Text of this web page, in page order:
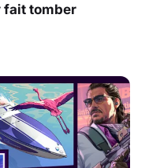
fait tomber